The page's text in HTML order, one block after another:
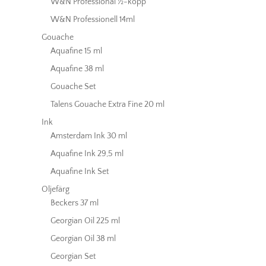
W&N Professional ½-kopp
W&N Professionell 14ml
Gouache
Aquafine 15 ml
Aquafine 38 ml
Gouache Set
Talens Gouache Extra Fine 20 ml
Ink
Amsterdam Ink 30 ml
Aquafine Ink 29,5 ml
Aquafine Ink Set
Oljefärg
Beckers 37 ml
Georgian Oil 225 ml
Georgian Oil 38 ml
Georgian Set